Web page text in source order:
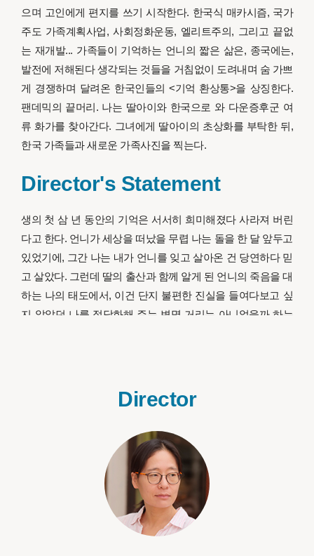
으며 고인에게 편지를 쓰기 시작한다. 한국식 매카시즘, 국가
주도 가족계획사업, 사회정화운동, 엘리트주의, 그리고 끝없
는 재개발... 가족들이 기억하는 언니의 짧은 삶은, 종국에는,
발전에 저해된다 생각되는 것들을 거침없이 도려내며 숨 가쁘
게 경쟁하며 달려온 한국인들의 <기억 환상통>을 상징한다.
팬데믹의 끝머리. 나는 딸아이와 한국으로 와 다운증후군 여
류 화가를 찾아간다. 그녀에게 딸아이의 초상화를 부탁한 뒤,
한국 가족들과 새로운 가족사진을 찍는다.
Director's Statement
생의 첫 삼 년 동안의 기억은 서서히 희미해졌다 사라져 버린
다고 한다. 언니가 세상을 떠났을 무렵 나는 돌을 한 달 앞두고
있었기에, 그간 나는 내가 언니를 잊고 살아온 건 당연하다 믿
고 살았다. 그런데 딸의 출산과 함께 알게 된 언니의 죽음을 대
하는 나의 태도에서, 이건 단지 불편한 진실을 들여다보고 싶
지 않았던 나를 정당화해 주는 변명 거리는 아니었을까 하는
위에서 느껴지는 통증을 일컫는 의학 용어<환상통>에서 따온
것이다. 첫 번째론, 영화적 장치의 힘을 빌려 언니를 구현(incar
싶었고, 더 나아가, 외부의 직접적인 압력에 의해서가 아니라
스스로 검열해 버린 우리들 각자의 숨겨진 기억을 보듬어 보
는 기회를 만들어 보고 싶었다.
Director